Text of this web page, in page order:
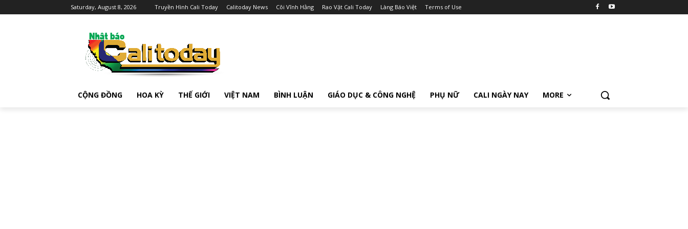
Saturday, August 8, 2026 Truyền Hình Cali Today Calitoday News Cõi Vĩnh Hằng Rao Vặt Cali Today Làng Báo Việt Terms of Use
CỘNG ĐỒNG HOA KỲ THẾ GIỚI VIỆT NAM BÌNH LUẬN GIÁO DỤC & CÔNG NGHỆ PHỤ NỮ CALI NGÀY NAY MORE